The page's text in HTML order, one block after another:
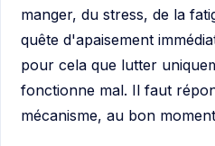
manger, du stress, de la
quête d'apaisement
pour cela que lutter
fonctionne mal. Il faut
mécanisme, au bon